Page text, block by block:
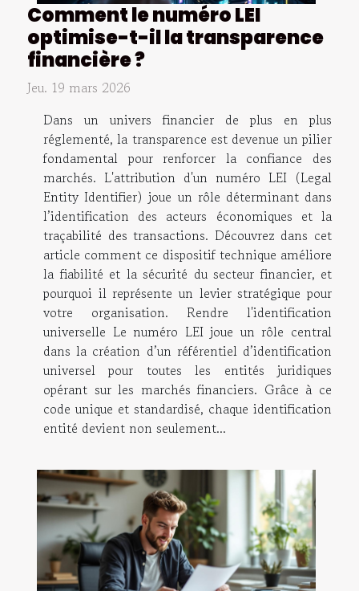
Comment le numéro LEI
optimise-t-il la transparence
financière ?
Jeu. 19 mars 2026
Dans un univers financier de plus en plus
réglementé, la transparence est devenue un pilier
fondamental pour renforcer la confiance des
marchés. L'attribution d'un numéro LEI (Legal
Entity Identifier) joue un rôle déterminant dans
l’identification des acteurs économiques et la
traçabilité des transactions. Découvrez dans cet
article comment ce dispositif technique améliore
la fiabilité et la sécurité du secteur financier, et
pourquoi il représente un levier stratégique pour
votre organisation. Rendre l'identification
universelle Le numéro LEI joue un rôle central
dans la création d’un référentiel d’identification
universel pour toutes les entités juridiques
opérant sur les marchés financiers. Grâce à ce
code unique et standardisé, chaque identification
entité devient non seulement...